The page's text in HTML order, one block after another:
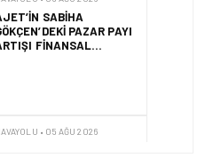
SUNEXPRESS’TEN YENI
WEB SITESI VE
İŞE ALIM